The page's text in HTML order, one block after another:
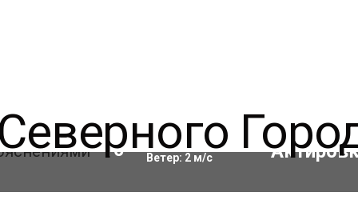
10°C Влажность:73%
Ветер: 2м/с